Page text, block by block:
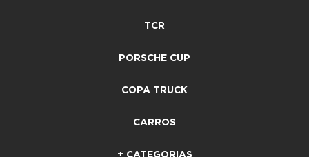
TCR
PORSCHE CUP
COPA TRUCK
CARROS